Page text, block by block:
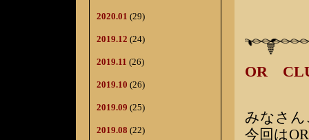
2020.01 (29)
2019.12 (24)
2019.11 (26)
2019.10 (26)
2019.09 (25)
2019.08 (22)
OR
みなさ
今回は